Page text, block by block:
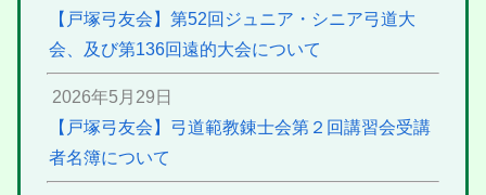
【戸塚弓友会】第52回ジュニア・シニア弓道大
会、及び第136回遠的大会について
2026年5月29日
【戸塚弓友会】弓道範教錬士会第２回講習会受講
者名簿について